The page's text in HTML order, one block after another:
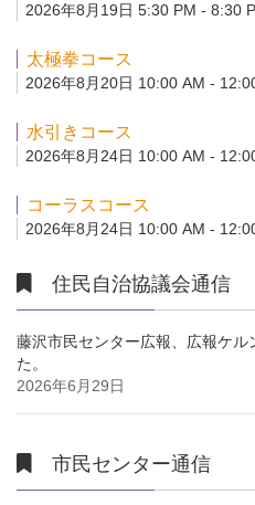
2026年8月19日 5:30 PM - 8:30
太極拳コース
2026年8月20日 10:00 AM -
水引きコース
2026年8月24日 10:00 AM -
コーラスコース
2026年8月24日 10:00 AM -
住民自治協議会通信
藤沢市民センター広報、広報ケル
た。
2026年6月29日
市民センター通信